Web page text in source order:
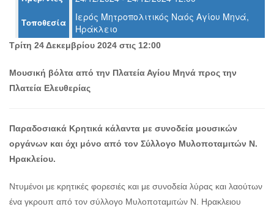
ΤΟΠΟΣ
ΠΟΛΙΤΙΣΜΟΣ
ΠΟΛΗ
Τοποθεσία
Ιερός Μητροπολιτικός Ναός Αγίου Μηνά,
Ηράκλειο
Τρίτη 24 Δεκεμβρίου 2024 στις 12:00
Μουσική βόλτα από την Πλατεία Αγίου Μηνά προς την
Πλατεία Ελευθερίας
Παραδοσιακά Κρητικά κάλαντα με συνοδεία μουσικών
οργάνων και όχι μόνο από τον Σύλλογο Μυλοποταμιτών Ν.
Ηρακλείου.
Ντυμένοι με κρητικές φορεσιές και με συνοδεία λύρας και λαούτων
ένα γκρουπ από τον σύλλογο Μυλοποταμιτών Ν. Ηρακλειου